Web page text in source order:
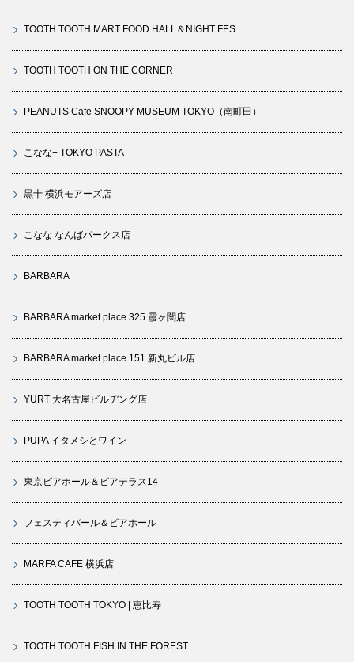
TOOTH TOOTH MART FOOD HALL＆NIGHT FES
TOOTH TOOTH ON THE CORNER
PEANUTS Cafe SNOOPY MUSEUM TOKYO（南町田）
こなな+ TOKYO PASTA
黒十 横浜モアーズ店
こなな なんばパークス店
BARBARA
BARBARA market place 325 霞ヶ関店
BARBARA market place 151 新丸ビル店
YURT 大名古屋ビルヂング店
PUPA イタメシとワイン
東京ビアホール＆ビアテラス14
フェスティバール＆ビアホール
MARFA CAFE 横浜店
TOOTH TOOTH TOKYO | 恵比寿
TOOTH TOOTH FISH IN THE FOREST